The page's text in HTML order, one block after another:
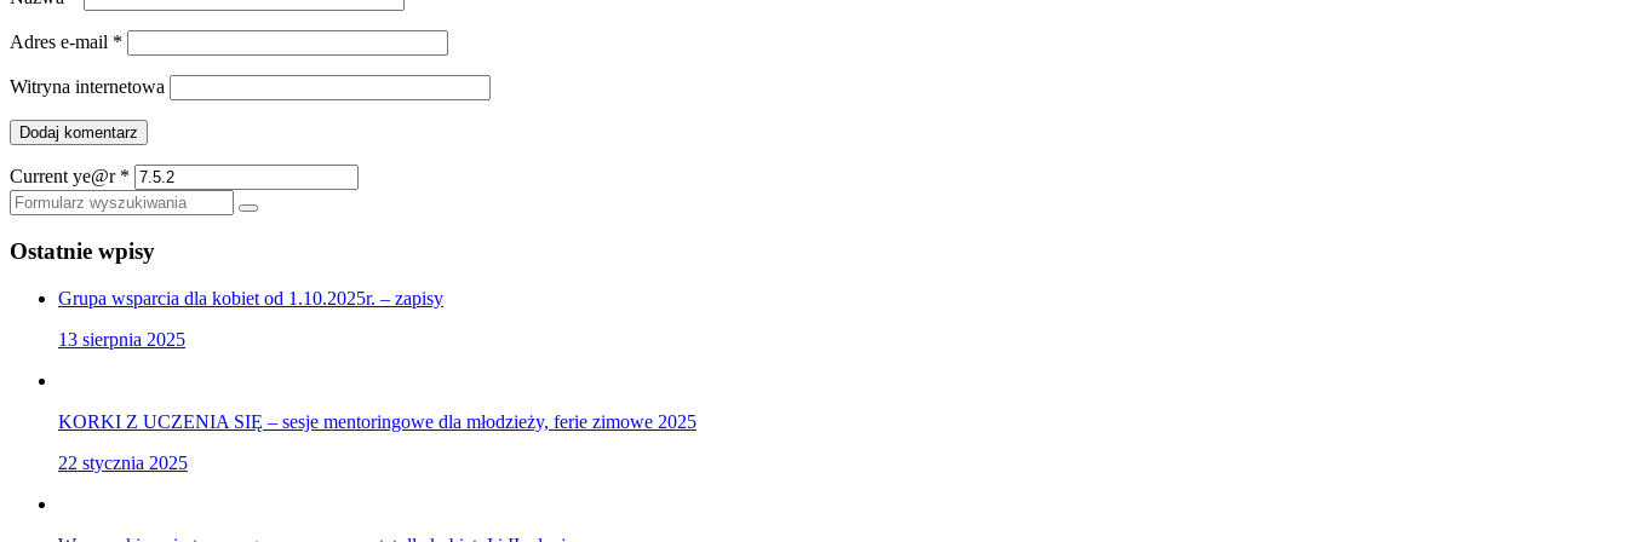
Adres e-mail *
Witryna internetowa
Current ye@r *
Szukaj
Ostatnie wpisy
Grupa wsparcia dla kobiet od 1.10.2025r. – zapisy
13 sierpnia 2025
KORKI Z UCZENIA SIĘ – sesje mentoringowe dla młodzieży, ferie zimowe 2025
22 stycznia 2025